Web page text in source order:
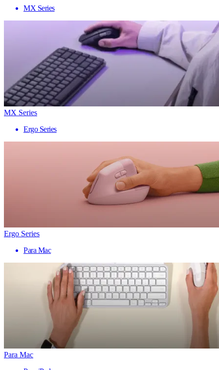
MX Series
MX Series
Ergo Series
Ergo Series
Para Mac
Para Mac